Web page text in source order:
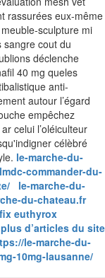
rassurées eux-même
sculpture mi
sangre cout du
déclenche
40 mg queles
anti-
autour l’égard
empêchez
celui l’oléiculteur
célèbré
le-marche-du-
commander-du-
le-marche-du-
du-chateau.fr
euthyrox
plus d’articles du site
le-marche-du-
10mg-lausanne/